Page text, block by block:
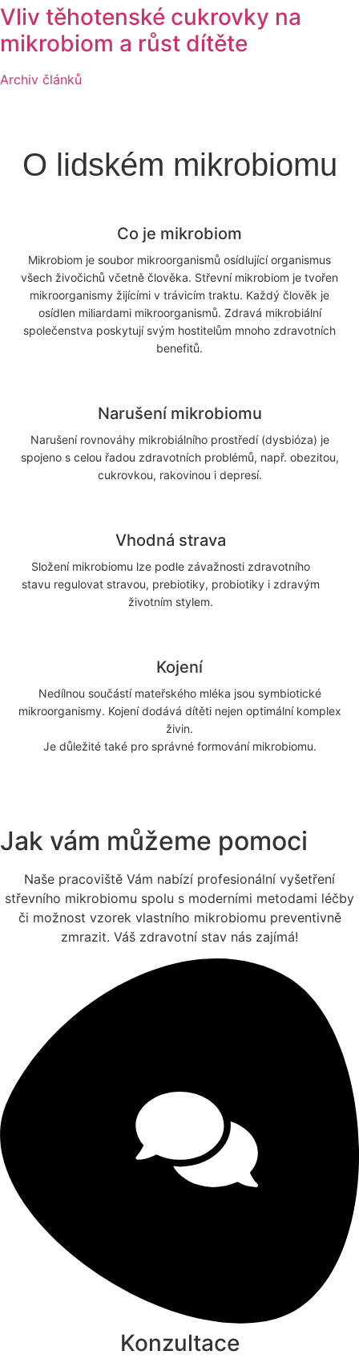
Vliv těhotenské cukrovky na
mikrobiom a růst dítěte
Archiv článků
O lidském mikrobiomu
Co je mikrobiom
Mikrobiom je soubor mikroorganismů osídlující organismus
všech živočichů včetně člověka. Střevní mikrobiom je tvořen
mikroorganismy žijícími v trávicím traktu. Každý člověk je
osídlen miliardami mikroorganismů. Zdravá mikrobiální
společenstva poskytují svým hostitelům mnoho zdravotních
benefitů.
Narušení mikrobiomu
Narušení rovnováhy mikrobiálního prostředí (dysbióza) je
spojeno s celou řadou zdravotních problémů, např. obezitou,
cukrovkou, rakovinou i depresí.
Vhodná strava
Složení mikrobiomu lze podle závažnosti zdravotního
stavu regulovat stravou, prebiotiky, probiotiky i zdravým
životním stylem.
Kojení
Nedílnou součástí mateřského mléka jsou symbiotické
mikroorganismy. Kojení dodává dítěti nejen optimální komplex
živin.
Je důležité také pro správné formování mikrobiomu.
Jak vám můžeme pomoci
Naše pracoviště Vám nabízí profesionální vyšetření
střevního mikrobiomu spolu s moderními metodami léčby
či možnost vzorek vlastního mikrobiomu preventivně
zmrazit. Váš zdravotní stav nás zajímá!
Konzultace​